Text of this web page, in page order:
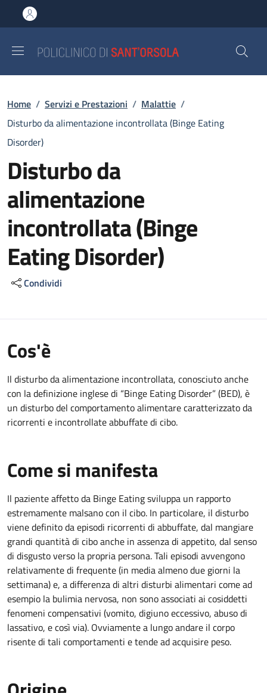
al contenuto principale
to footer content
Briciole di pane
Home / Servizi e Prestazioni / Malattie /
Disturbo da alimentazione incontrollata (Binge Eating
Disorder)
Disturbo da
alimentazione
incontrollata (Binge
Eating Disorder)
Condividi
Cos'è
Il disturbo da alimentazione incontrollata, conosciuto anche
con la definizione inglese di “Binge Eating Disorder” (BED), è
un disturbo del comportamento alimentare caratterizzato da
ricorrenti e incontrollate abbuffate di cibo.
Come si manifesta
Il paziente affetto da Binge Eating sviluppa un rapporto
estremamente malsano con il cibo. In particolare, il disturbo
viene definito da episodi ricorrenti di abbuffate, dal mangiare
grandi quantità di cibo anche in assenza di appetito, dal senso
di disgusto verso la propria persona. Tali episodi avvengono
relativamente di frequente (in media almeno due giorni la
settimana) e, a differenza di altri disturbi alimentari come ad
esempio la bulimia nervosa, non sono associati ai cosiddetti
fenomeni compensativi (vomito, digiuno eccessivo, abuso di
lassativo, e così via). Ovviamente a lungo andare il corpo
risente di tali comportamenti e tende ad acquisire peso.